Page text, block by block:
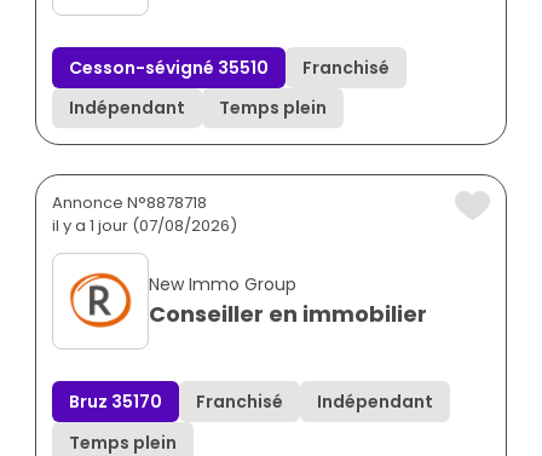
Cesson-sévigné 35510
Franchisé
Indépendant
Temps plein
Annonce N°8878718
il y a 1 jour (07/08/2026)
New Immo Group
Conseiller en immobilier
Bruz 35170 Franchisé
Indépendant
Temps plein